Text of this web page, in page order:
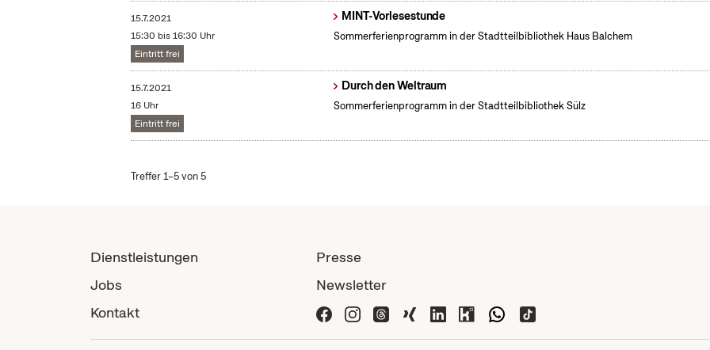
15.7.2021
15:30 bis 16:30 Uhr
Eintritt frei
MINT-Vorlesestunde
Sommerferienprogramm in der Stadtteilbibliothek Haus Balchem
15.7.2021
16 Uhr
Eintritt frei
Durch den Weltraum
Sommerferienprogramm in der Stadtteilbibliothek Sülz
Treffer 1–5 von 5
Dienstleistungen
Jobs
Kontakt
Presse
Newsletter